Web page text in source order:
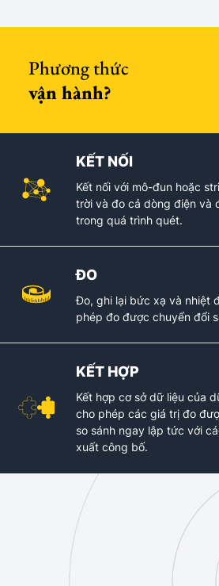
Phương thức
vận hành?
KẾT NỐI
Kết nối với mô-đun hoặc
trời và đo cả dòng điện và
trong quá trình quét.
ĐO
Đo, ghi lại bức xạ và nhiệt
phép đo được chuyển đổi
KẾT HỢP
Kết hợp cơ sở dữ liệu của
cho phép các giá trị đo
so sánh ngay lập tức với
xuất công bố.